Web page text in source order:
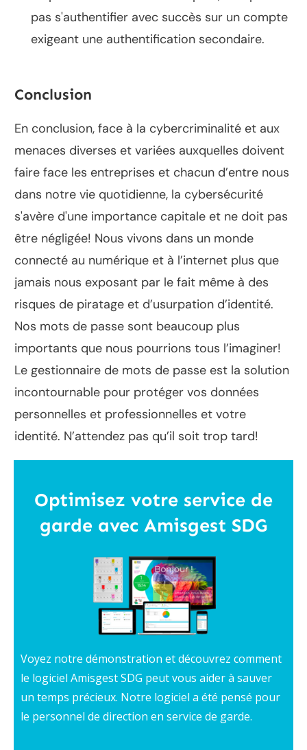
pas s'authentifier avec succès sur un compte
exigeant une authentification secondaire.
Conclusion
En conclusion, face à la cybercriminalité et aux
menaces diverses et variées auxquelles doivent
faire face les entreprises et chacun d’entre nous
dans notre vie quotidienne, la cybersécurité
s'avère d'une importance capitale et ne doit pas
être négligée! Nous vivons dans un monde
connecté au numérique et à l’internet plus que
jamais nous exposant par le fait même à des
risques de piratage et d’usurpation d’identité.
Nos mots de passe sont beaucoup plus
importants que nous pourrions tous l’imaginer!
Le gestionnaire de mots de passe est la solution
incontournable pour protéger vos données
personnelles et professionnelles et votre
identité. N’attendez pas qu’il soit trop tard!
Optimisez votre service de
garde avec Amisgest SDG
Voyez notre démonstration et découvrez comment
le logiciel Amisgest SDG peut vous aider à sauver
un temps précieux. Notre logiciel a été pensé pour
le personnel de direction en service de garde.